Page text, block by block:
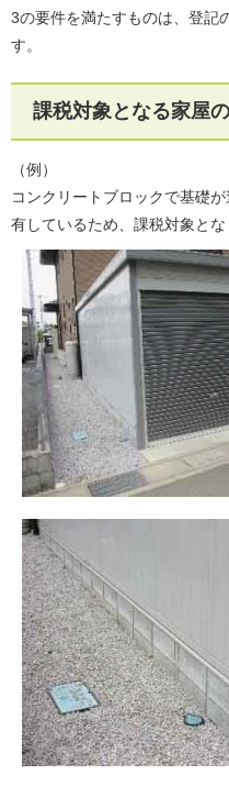
3の要件を満たすものは、登記
す。
課税対象となる家屋
（例）
コンクリートブロックで基礎
有しているため、課税対象とな